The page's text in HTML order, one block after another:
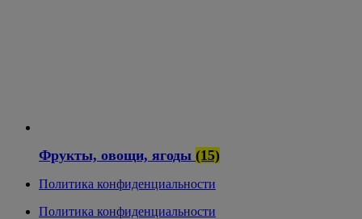
Фрукты, овощи, ягоды (15)
Политика конфиденциальности
Политика конфиденциальности